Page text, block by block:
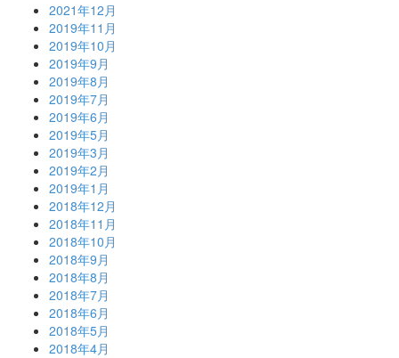
2021年12月
2019年11月
2019年10月
2019年9月
2019年8月
2019年7月
2019年6月
2019年5月
2019年3月
2019年2月
2019年1月
2018年12月
2018年11月
2018年10月
2018年9月
2018年8月
2018年7月
2018年6月
2018年5月
2018年4月